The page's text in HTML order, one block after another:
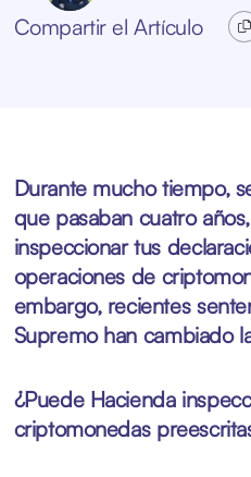
Compartir el Artículo
Durante mucho tiempo,
que pasaban cuatro
inspeccionar tus
operaciones de
embargo, recientes
Supremo han cambiado
¿Puede Hacienda
criptomonedas